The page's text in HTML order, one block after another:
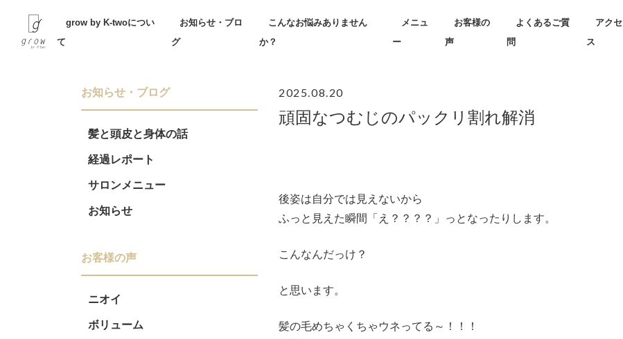
content
grow by K-twoについ
て
お知らせ・ブロ
グ
こんなお悩みありません
か？
メニュ
ー
お客様の
声
よくあるご質
問
アクセ
ス
2025.08.20
頑固なつむじのパックリ割れ解消
後姿は自分では見えないから
ふっと見えた瞬間「え？？？？」っとなったりします。
こんなんだっけ？
と思います。
髪の毛めちゃくちゃウネってる～！！！
お知らせ・ブログ
髪と頭皮と身体の話
経過レポート
サロンメニュー
お知らせ
お客様の声
ニオイ
ボリューム